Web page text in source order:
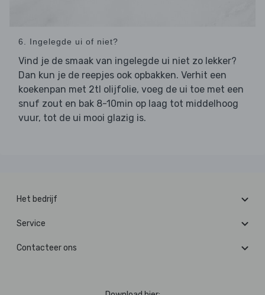
6. Ingelegde ui of niet?
Vind je de smaak van ingelegde ui niet zo lekker?
Dan kun je de reepjes ook opbakken. Verhit een
koekenpan met 2tl olijfolie, voeg de ui toe met een
snuf zout en bak 8-10min op laag tot middelhoog
vuur, tot de ui mooi glazig is.
Het bedrijf
Service
Contacteer ons